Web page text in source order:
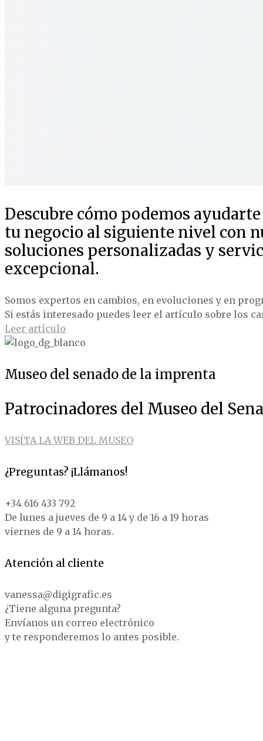
Descubre cómo podemos
tu negocio al siguiente nivel con
soluciones personalizadas y
excepcional.
Somos expertos en cambios, en evoluciones y en
Si estás interesado puedes leer el artículo sobre los
Leer artículo
Museo del senado de la imprenta
Patrocinadores del Museo del
VISÍTA LA WEB DEL MUSEO
¿Preguntas? ¡Llámanos!
+34 616 433 792
De lunes a jueves de 9 a 14 y de 16 a 19 horas
viernes de 9 a 14 horas.
Atención al cliente
vanessa@digigrafic.es
¿Tiene alguna pregunta?
Envíanos un correo electrónico
y te responderemos lo antes posible.